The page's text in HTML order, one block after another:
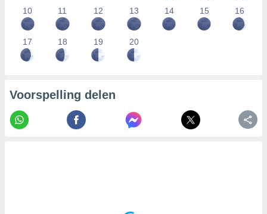
10 11 12 13 14 15 16
17 18 19 20
Voorspelling delen